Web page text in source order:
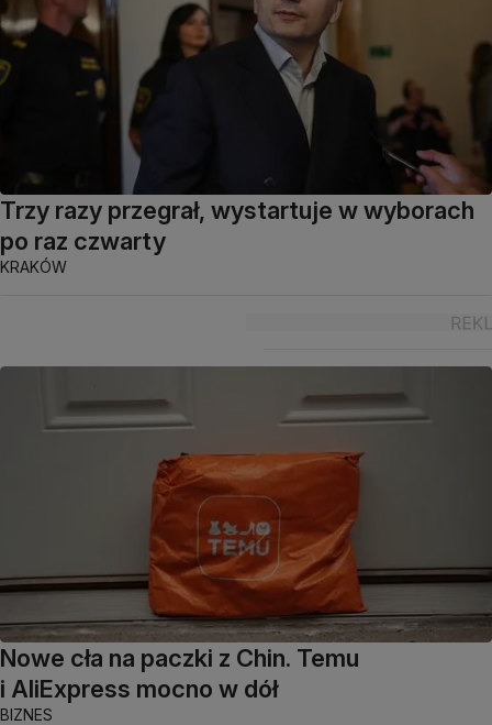
Trzy razy przegrał, wystartuje w wyborach
po raz czwarty
KRAKÓW
Nowe cła na paczki z Chin. Temu
i AliExpress mocno w dół
BIZNES